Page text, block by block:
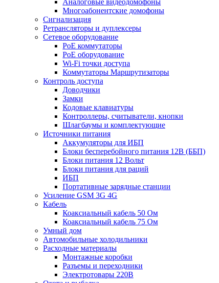
Аналоговые видеодомофоны
Многоабонентские домофоны
Сигнализация
Ретрансляторы и дуплексеры
Сетевое оборудование
PoE коммутаторы
PoE оборудование
Wi-Fi точки доступа
Коммутаторы Маршрутизаторы
Контроль доступа
Доводчики
Замки
Кодовые клавиатуры
Контроллеры, считыватели, кнопки
Шлагбаумы и комплектующие
Источники питания
Аккумуляторы для ИБП
Блоки бесперебойного питания 12В (ББП)
Блоки питания 12 Вольт
Блоки питания для раций
ИБП
Портативные зарядные станции
Усиление GSM 3G 4G
Кабель
Коаксиальный кабель 50 Ом
Коаксиальный кабель 75 Ом
Умный дом
Автомобильные холодильники
Расходные материалы
Монтажные коробки
Разъемы и переходники
Электротовары 220В